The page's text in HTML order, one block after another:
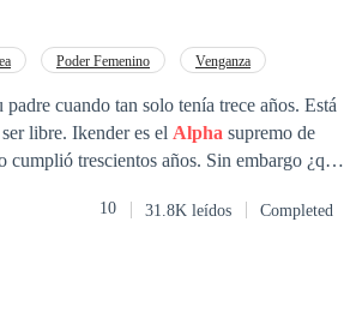
Poder Femenino
Venganza
cuando tan solo tenía trece años. Está
libre. Ikender es el Alpha supremo de
cumplió trescientos años. Sin embargo ¿qué
10 31.8K leídos Completed